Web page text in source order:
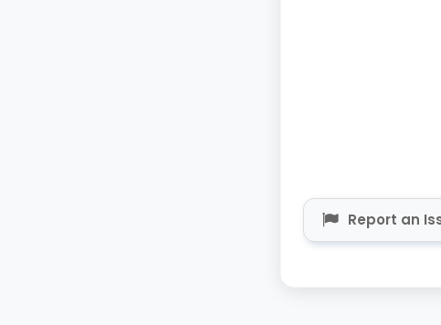
Report an